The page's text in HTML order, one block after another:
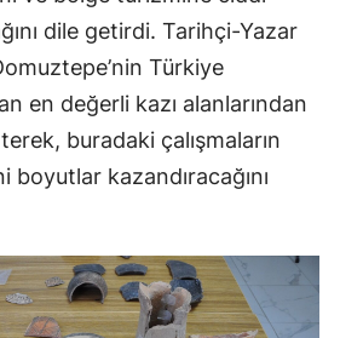
dile getirdi. Tarihçi-Yazar
Türkiye
en değerli kazı alanlarından
buradaki çalışmaların
boyutlar kazandıracağını